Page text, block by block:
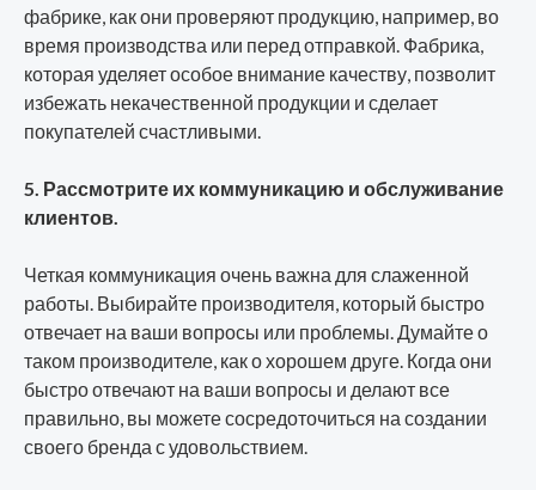
фабрике, как они проверяют продукцию, например, во
время производства или перед отправкой. Фабрика,
которая уделяет особое внимание качеству, позволит
избежать некачественной продукции и сделает
покупателей счастливыми.
5. Рассмотрите их коммуникацию и обслуживание
клиентов.
Четкая коммуникация очень важна для слаженной
работы. Выбирайте производителя, который быстро
отвечает на ваши вопросы или проблемы. Думайте о
таком производителе, как о хорошем друге. Когда они
быстро отвечают на ваши вопросы и делают все
правильно, вы можете сосредоточиться на создании
своего бренда с удовольствием.